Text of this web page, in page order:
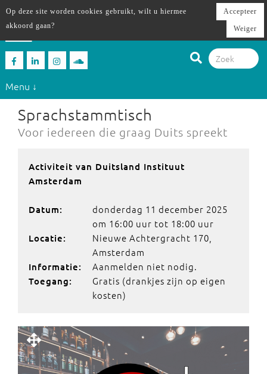
Menu ↓
Sprachstammtisch
Voor iedereen die graag Duits spreekt
Activiteit van Duitsland Instituut
Amsterdam
Datum:
donderdag 11 december 2025
om 16:00 uur tot 18:00 uur
Locatie:
Nieuwe Achtergracht 170,
Amsterdam
Informatie: Aanmelden niet nodig.
Toegang:
Gratis (drankjes zijn op eigen
kosten)
Op deze site worden cookies gebruikt, wilt u hiermee
akkoord gaan?
Accepteer
Weiger